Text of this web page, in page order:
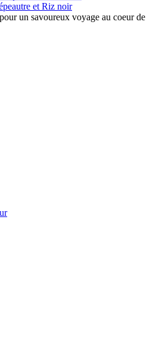
et Riz noir
un savoureux voyage au coeur de